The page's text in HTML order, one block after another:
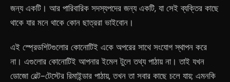
জন্য একটি। আর পারিবারিক সদস্যপদের জন্য একটি, যা সেই ব্যক্তির কাছে
থাকে যার মনে থাকে কোন ছাত্ররা ভাইবোন।
এই স্প্রেডশিটগুলোর কোনোটিই একে অপরের সাথে সংযোগ স্থাপন করে
না। এগুলোর কোনোটিই আপনার ইমেল টুলে তথ্য পাঠায় না। তাই যখন
ডোজো বেল্ট-টেস্টের রিমাইন্ডার পাঠায়, তখন তা সবার কাছে চলে যায়; এমনকি